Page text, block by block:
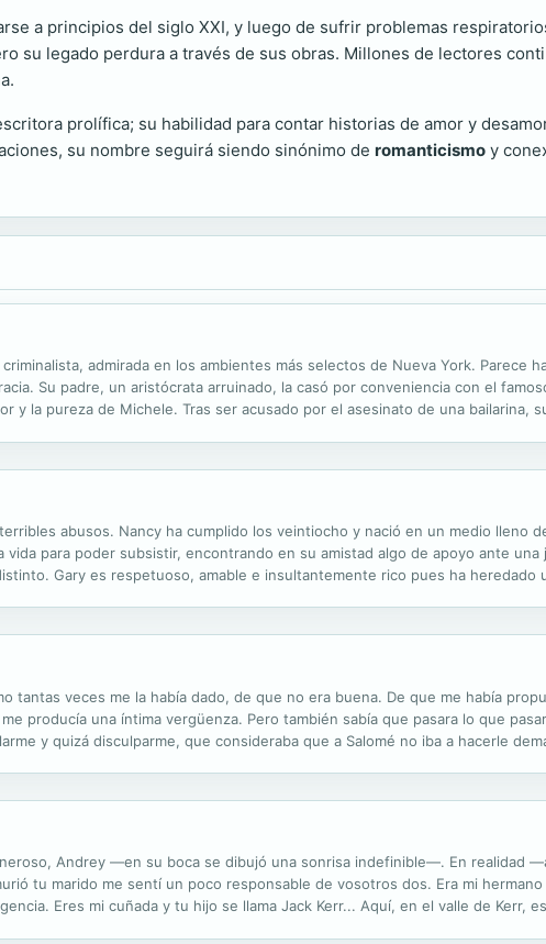
a principios del siglo XXI, y luego de sufrir problemas
su legado perdura a través de sus obras. Millones de lectores
prolífica; su habilidad para contar historias de amor y
su nombre seguirá siendo sinónimo de romanticismo y
admirada en los ambientes más selectos de Nueva York. Parece
Su padre, un aristócrata arruinado, la casó por conveniencia con el
y la pureza de Michele. Tras ser acusado por el asesinato de una bailarina,
abusos. Nancy ha cumplido los veintiocho y nació en un medio lleno
vida para poder subsistir, encontrando en su amistad algo de apoyo ante
Gary es respetuoso, amable e insultantemente rico pues ha heredado
tantas veces me la había dado, de que no era buena. De que me había
producía una íntima vergüenza. Pero también sabía que pasara lo que
y quizá disculparme, que consideraba que a Salomé no iba a hacerle
Andrey —en su boca se dibujó una sonrisa indefinible—. En realidad
tu marido me sentí un poco responsable de vosotros dos. Era mi
Eres mi cuñada y tu hijo se llama Jack Kerr... Aquí, en el valle de Kerr,